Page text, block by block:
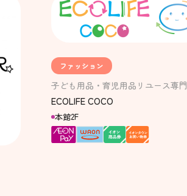
ファッション
子ども用品・育児用品リユース専門
ECOLIFE COCO
本館2F